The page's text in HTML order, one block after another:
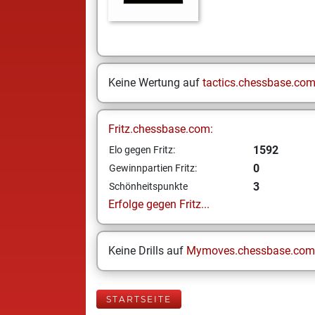
Keine Wertung auf tactics.chessbase.com
Fritz.chessbase.com:
Elo gegen Fritz: 1592
Gewinnpartien Fritz: 0
Schönheitspunkte
3
Erfolge gegen Fritz...
Keine Drills auf Mymoves.chessbase.com
STARTSEITE